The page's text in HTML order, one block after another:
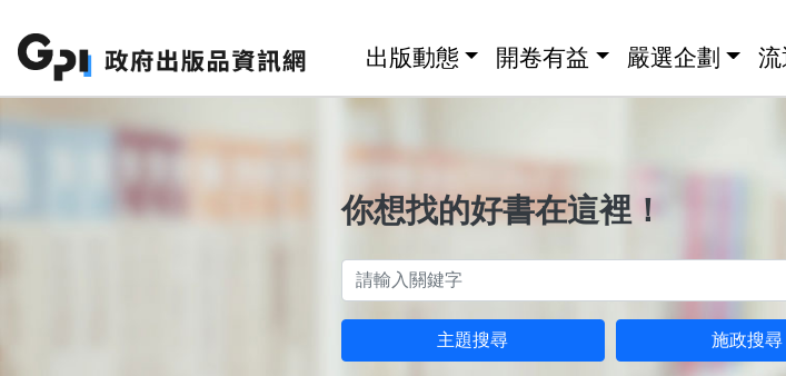
出版動態 開卷有益 嚴選企劃 流
你想找的好書在這裡！
主題搜尋 施政搜尋